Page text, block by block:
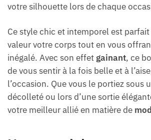
votre silhouette lors de chaque
Ce style chic et intemporel est
valeur votre corps tout en vous
inégalé. Avec son effet gainant, ce
de vous sentir à la fois belle et à
l’occasion. Que vous le portiez sous
décolleté ou lors d’une sortie
votre meilleur allié en matière de